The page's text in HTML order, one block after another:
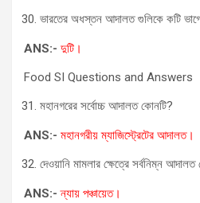
ভারতের অধস্তন আদালত গুলিকে কটি
ANS:- দুটি।
Food SI Questions and Answers
মহানগরের সর্বোচ্চ আদালত কোনটি?
ANS:- মহানগরীয় ম্যাজিস্ট্রেটের আদালত।
দেওয়ানি মামলার ক্ষেত্রে সর্বনিম্ন
ANS:-ন্যায় পঞ্চায়েত।